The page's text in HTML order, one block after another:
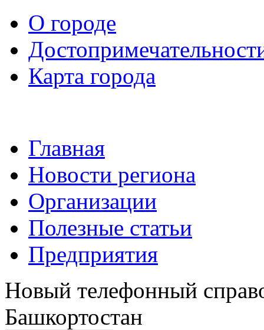
О городе
Карта города
Главная
Новости региона
Организации
Полезные статьи
Предприятия
Новый телефонный
Башкортостан